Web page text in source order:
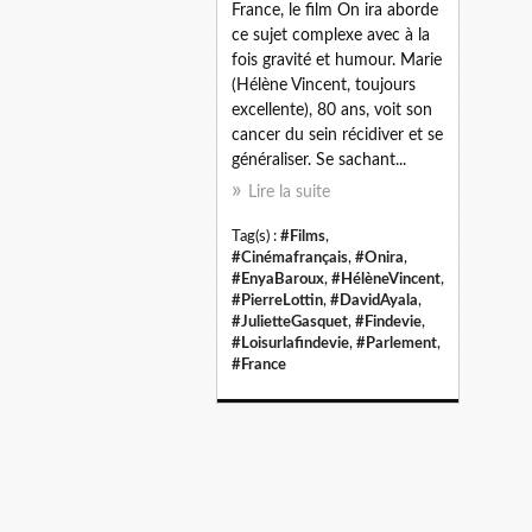
France, le film On ira aborde
ce sujet complexe avec à la
fois gravité et humour. Marie
(Hélène Vincent, toujours
excellente), 80 ans, voit son
cancer du sein récidiver et se
généraliser. Se sachant...
Lire la suite
Tag(s) : #Films,
#Cinémafrançais, #Onira,
#EnyaBaroux, #HélèneVincent,
#PierreLottin, #DavidAyala,
#JulietteGasquet, #Findevie,
#Loisurlafindevie, #Parlement,
#France